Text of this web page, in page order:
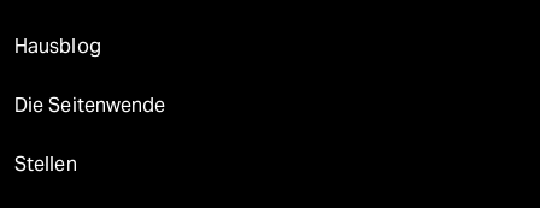
Hausblog
Die Seitenwende
Stellen